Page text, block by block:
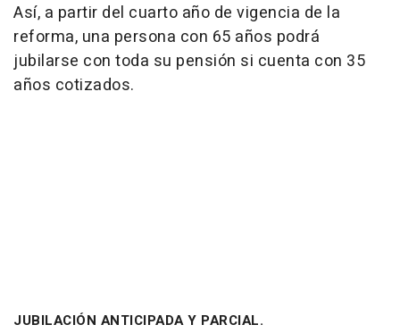
Así, a partir del cuarto año de vigencia de la
reforma, una persona con 65 años podrá
jubilarse con toda su pensión si cuenta con 35
años cotizados.
JUBILACIÓN ANTICIPADA Y PARCIAL.